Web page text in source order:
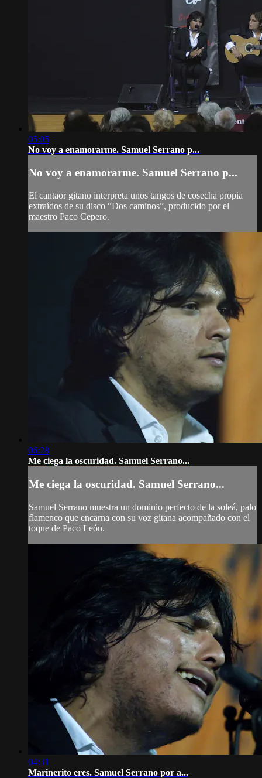
05:05
No voy a enamorarme. Samuel Serrano p...
No voy a enamorarme. Samuel Serrano p...
El cantaor gitano interpreta unos tangos de cosecha propia
extraídos de su disco “Dos caminos”, producido por el
maestro Paco Cepero.
06:28
Me ciega la oscuridad. Samuel Serrano...
Me ciega la oscuridad. Samuel Serrano...
Samuel Serrano muestra un dominio perfecto de la soleá, palo
flamenco que encarna con su voz gitana acompañado con el
toque de Paco León.
04:31
Marinerito eres. Samuel Serrano por a...